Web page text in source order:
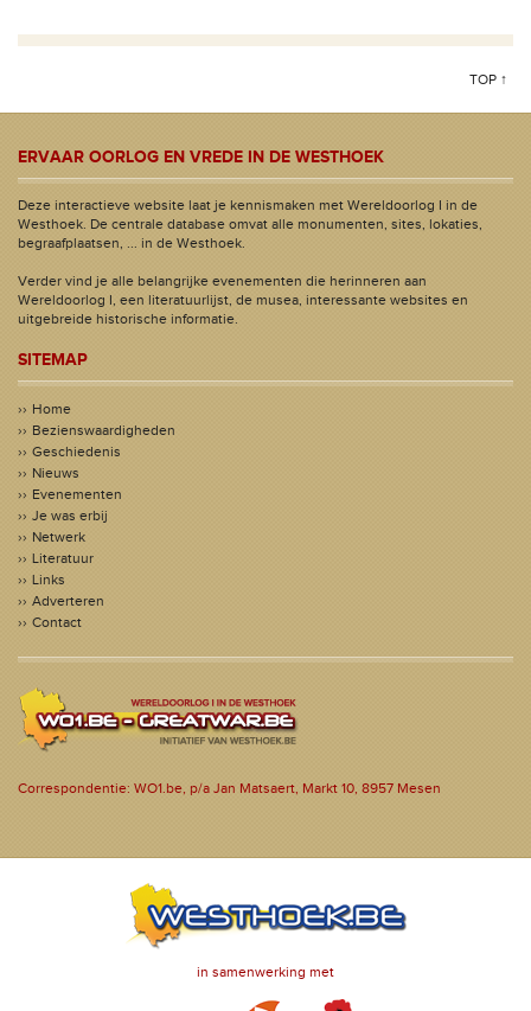
TOP ↑
ERVAAR OORLOG EN VREDE IN DE WESTHOEK
Deze interactieve website laat je kennismaken met Wereldoorlog I in de
Westhoek. De centrale database omvat alle monumenten, sites, lokaties,
begraafplaatsen, ... in de Westhoek.
Verder vind je alle belangrijke evenementen die herinneren aan
Wereldoorlog I, een literatuurlijst, de musea, interessante websites en
uitgebreide historische informatie.
SITEMAP
Home
Bezienswaardigheden
Geschiedenis
Nieuws
Evenementen
Je was erbij
Netwerk
Literatuur
Links
Adverteren
Contact
Correspondentie: WO1.be, p/a Jan Matsaert, Markt 10, 8957 Mesen
in samenwerking met